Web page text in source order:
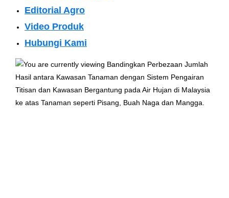
Editorial Agro
Video Produk
Hubungi Kami